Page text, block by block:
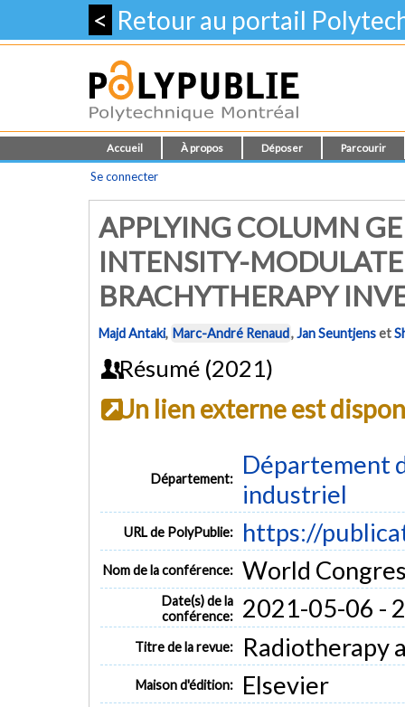
< Retour au portail
Accueil À propos Déposer Parcourir
Se connecter
APPLYING COLUMN
INTENSITY-
BRACHYTHERAPY
Majd Antaki, Marc-André Renaud,Jan Seuntjenset
Résumé (2021)
Un lien externe est
Département:
Département
industriel
URL de PolyPublie: https://
Nom de la conférence: World
Date(s) de la
conférence:
2021-05-06 -
Titre de la revue: Radiotherapy
Maison d'édition: Elsevier